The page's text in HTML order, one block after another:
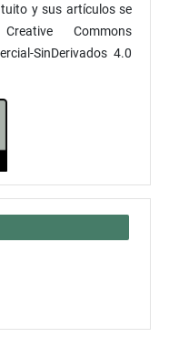
y sus artículos se
Commons
SinDerivados 4.0